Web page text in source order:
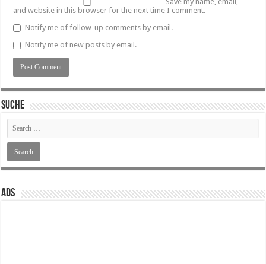
and website in this browser for the next time I comment.
Notify me of follow-up comments by email.
Notify me of new posts by email.
SUCHE
ADS